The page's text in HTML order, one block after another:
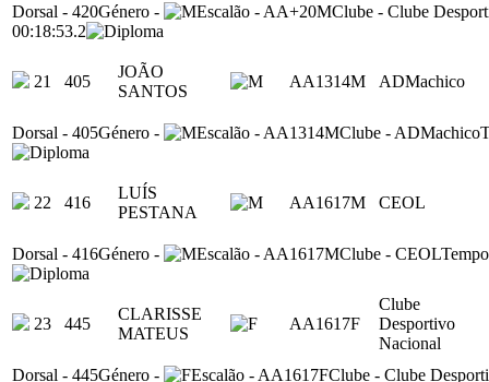
Dorsal - 420Género - Escalão - AA+20MClube - Clube
00:18:53.2
21 405
JOÃO
SANTOS
AA1314M ADMachico
Dorsal - 405Género - Escalão - AA1314MClube - ADMachico
22 416
LUÍS
PESTANA
AA1617M CEOL
Dorsal - 416Género - Escalão - AA1617MClube - CEOLTempo
23 445
CLARISSE
MATEUS
AA1617F
Clube
Desportivo
Nacional
Dorsal - 445Género - Escalão - AA1617FClube - Clube